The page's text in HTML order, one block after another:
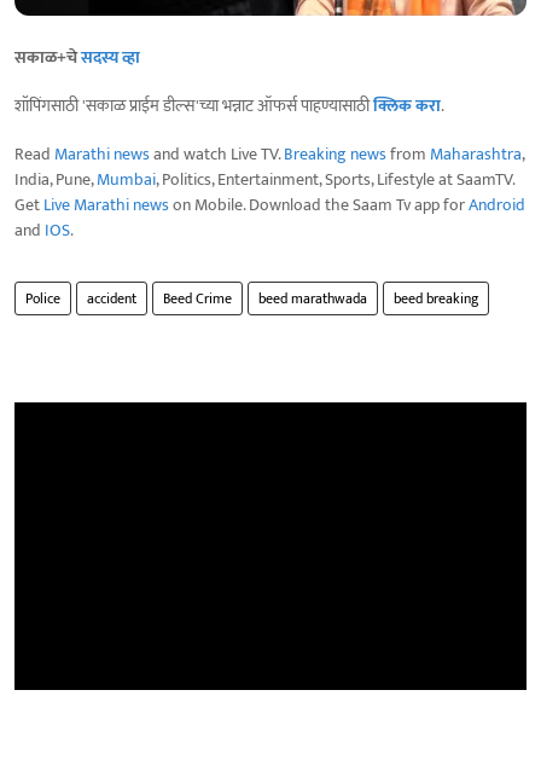
सकाळ+चेसदस्य व्हा
शॉपिंगसाठी 'सकाळ प्राईम डील्स'च्या भन्नाट ऑफर्स पाहण्यासाठीक्लिक करा.
Read Marathi newsand watch Live TV.Breaking newsfrom Maharashtra,
India, Pune,Mumbai, Politics, Entertainment, Sports, Lifestyle at SaamTV.
GetLive Marathi newson Mobile. Download the Saam Tv app forAndroid
and IOS.
Police accident Beed Crime beed marathwada beed breaking